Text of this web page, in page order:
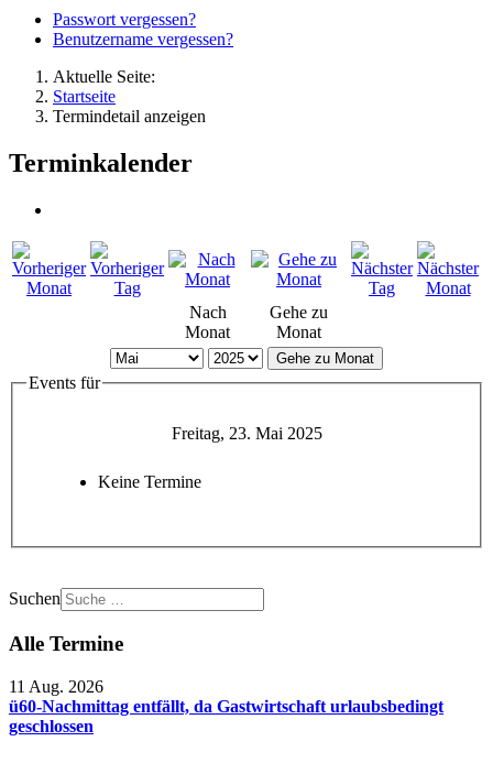
Passwort vergessen?
Benutzername vergessen?
Aktuelle Seite:
Startseite
Termindetail anzeigen
Terminkalender
Nach
Monat
Gehe zu
Monat
Gehe zu Monat
Events für
Freitag, 23. Mai 2025
Keine Termine
Suchen
Alle Termine
11 Aug. 2026
ü60-Nachmittag entfällt, da Gastwirtschaft urlaubsbedingt
geschlossen